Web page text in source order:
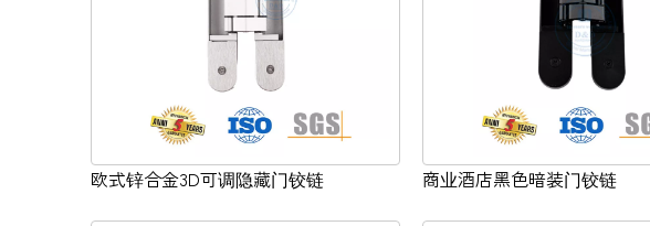
欧式锌合金3D可调隐藏门铰链 商业酒店黑色暗装门铰链